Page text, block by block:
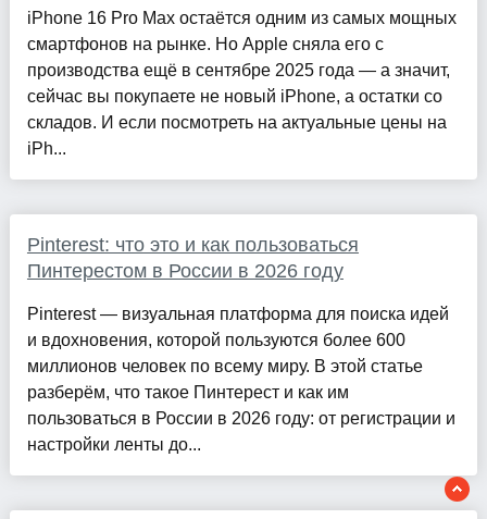
iPhone 16 Pro Max остаётся одним из самых мощных
смартфонов на рынке. Но Apple сняла его с
производства ещё в сентябре 2025 года — а значит,
сейчас вы покупаете не новый iPhone, а остатки со
складов. И если посмотреть на актуальные цены на
iPh...
Pinterest: что это и как пользоваться
Пинтерестом в России в 2026 году
Pinterest — визуальная платформа для поиска идей
и вдохновения, которой пользуются более 600
миллионов человек по всему миру. В этой статье
разберём, что такое Пинтерест и как им
пользоваться в России в 2026 году: от регистрации и
настройки ленты до...